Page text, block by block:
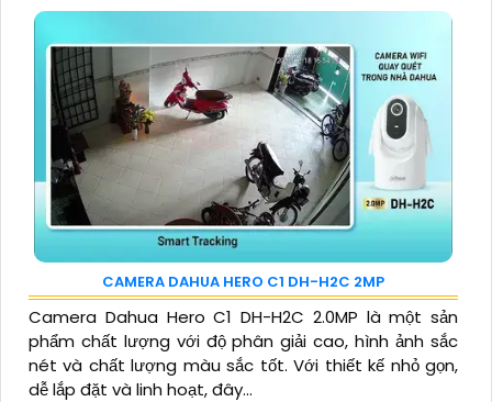
CAMERA DAHUA HERO C1 DH-H2C 2MP
Camera Dahua Hero C1 DH-H2C 2.0MP là một sản
phẩm chất lượng với độ phân giải cao, hình ảnh sắc
nét và chất lượng màu sắc tốt. Với thiết kế nhỏ gọn,
dễ lắp đặt và linh hoạt, đây...